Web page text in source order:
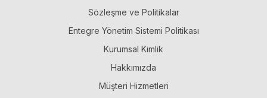
Sözleşme ve Politikalar
Entegre Yönetim Sistemi Politikası
Kurumsal Kimlik
Hakkımızda
Müşteri Hizmetleri